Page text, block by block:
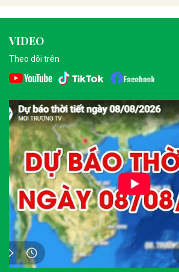
VIDEO
Theo dõi trên